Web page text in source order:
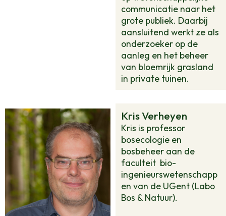
communicatie naar het
grote publiek. Daarbij
aansluitend werkt ze als
onderzoeker op de
aanleg en het beheer
van bloemrijk grasland
in private tuinen.
Kris Verheyen
Kris is professor
bosecologie en
bosbeheer aan de
faculteit bio-
ingenieurswetenschapp
en van de UGent (Labo
Bos & Natuur).